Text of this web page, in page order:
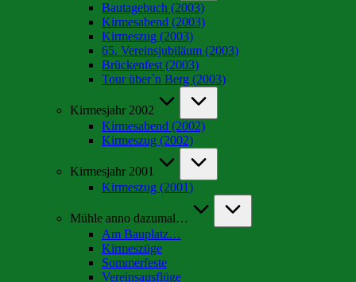
Bautagebuch (2003)
Kirmesabend (2003)
Kirmeszug (2003)
65. Vereinsjubiläum (2003)
Brückenfest (2003)
Tour über´n Berg (2003)
Kirmesjahr 2002
Kirmesabend (2002)
Kirmeszug (2002)
Kirmesjahr 2001
Kirmeszug (2001)
Mühle anno dazumal…
Am Bauplatz…
Kirmeszüge
Sommerfeste
Vereinsausflüge